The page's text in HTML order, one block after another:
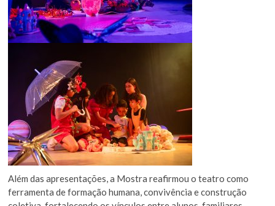
Além das apresentações, a Mostra reafirmou o teatro como
ferramenta de formação humana, convivência e construção